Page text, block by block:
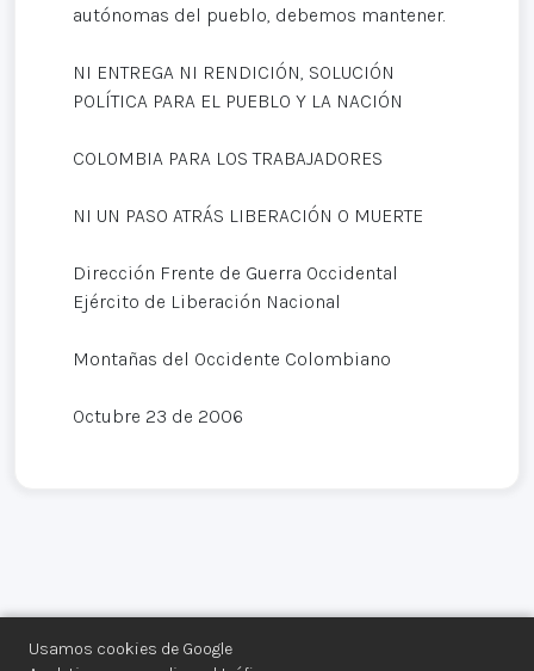
Usamos cookies de Google
autónomas del pueblo, debemos mantener.
NI ENTREGA NI RENDICIÓN, SOLUCIÓN
POLÍTICA PARA EL PUEBLO Y LA NACIÓN
COLOMBIA PARA LOS TRABAJADORES
NI UN PASO ATRÁS LIBERACIÓN O MUERTE
Dirección Frente de Guerra Occidental
Ejército de Liberación Nacional
Montañas del Occidente Colombiano
Octubre 23 de 2006